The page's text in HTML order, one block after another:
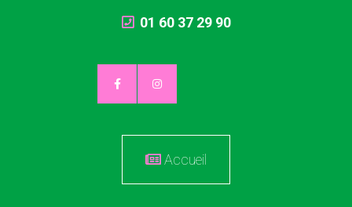
01 60 37 29 90
Accueil